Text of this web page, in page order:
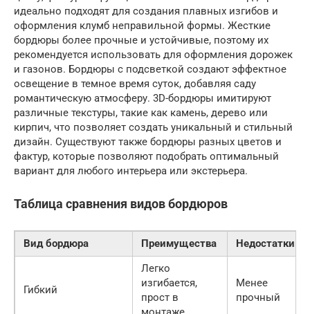
идеально подходят для создания плавных изгибов и
оформления клумб неправильной формы. Жесткие
бордюры более прочные и устойчивые, поэтому их
рекомендуется использовать для оформления дорожек
и газонов. Бордюры с подсветкой создают эффектное
освещение в темное время суток, добавляя саду
романтическую атмосферу. 3D-бордюры имитируют
различные текстуры, такие как камень, дерево или
кирпич, что позволяет создать уникальный и стильный
дизайн. Существуют также бордюры разных цветов и
фактур, которые позволяют подобрать оптимальный
вариант для любого интерьера или экстерьера.
Таблица сравнения видов бордюров
Вид бордюра Преимущества Недостатки
Гибкий
Легко
изгибается,
прост в
Менее
прочный